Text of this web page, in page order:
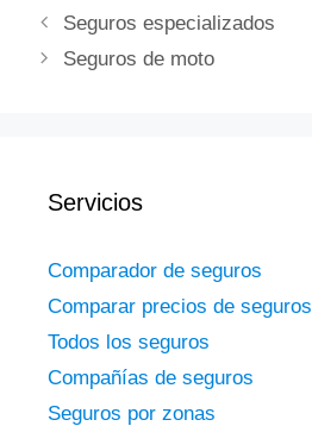
Seguros especializados
Seguros de moto
Servicios
Comparador de seguros
Comparar precios de seguros
Todos los seguros
Compañías de seguros
Seguros por zonas